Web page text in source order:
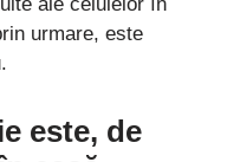
urmare, este
este, de